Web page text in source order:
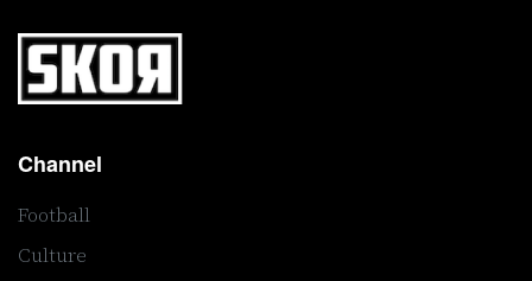
Channel
Football
Culture